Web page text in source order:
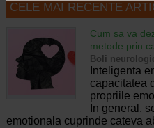
CELE MAI RECENTE
Cum sa va
metode prin
Boli
Inteligenta
capacitatea
propriile
In general,
emotionala cuprinde cateva